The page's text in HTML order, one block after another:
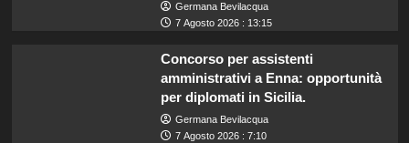
Germana Bevilacqua
7 Agosto 2026 : 13:15
Concorso per assistenti
amministrativi a Enna: opportunità
per diplomati in Sicilia.
Germana Bevilacqua
7 Agosto 2026 : 7:10